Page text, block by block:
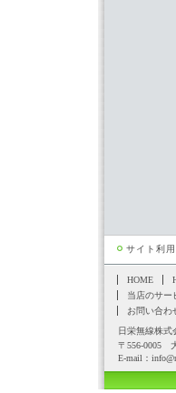
サイト利
HOME
当店のサー
お問い合わ
日栄無線株式
〒556-0005
E-mail：